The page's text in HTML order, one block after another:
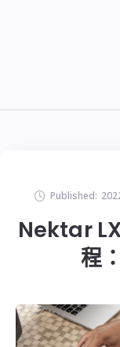
Published:
Nektar
程